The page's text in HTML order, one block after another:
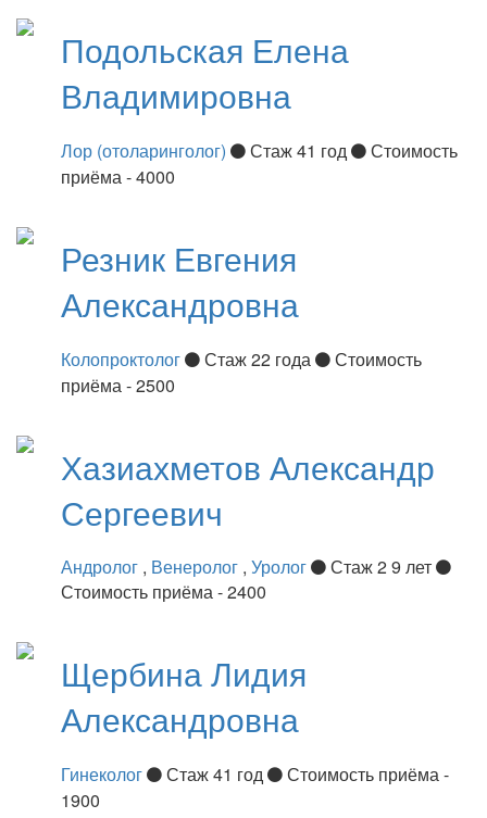
Подольская Елена
Владимировна
Лор (отоларинголог) Стаж 41 год
Стоимость
приёма - 4000
Резник Евгения
Александровна
Колопроктолог Стаж 22 года
Стоимость
приёма - 2500
Хазиахметов Александр
Сергеевич
Андролог , Венеролог , Уролог
Стаж 2 9 лет
Стоимость приёма - 2400
ЩербинаЛидия
Александровна
Гинеколог Стаж 41 год
Стоимость приёма -
1900